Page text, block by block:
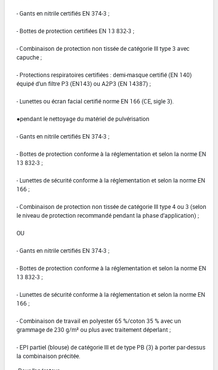
- Gants en nitrile certifiés EN 374-3 ;
- Bottes de protection certifiées EN 13 832-3 ;
- Combinaison de protection non tissée de catégorie III type 3 avec
capuche ;
- Protections respiratoires certifiées : demi-masque certifié (EN 140)
équipé d'un filtre P3 (EN143) ou A2P3 (EN 14387) ;
- Lunettes ou écran facial certifié norme EN 166 (CE, sigle 3).
●pendant le nettoyage du matériel de pulvérisation
- Gants en nitrile certifiés EN 374-3 ;
- Bottes de protection conforme à la réglementation et selon la norme EN
13 832-3 ;
- Lunettes de sécurité conforme à la réglementation et selon la norme EN
166 ;
- Combinaison de protection non tissée de catégorie III type 4 ou 3 (selon
le niveau de protection recommandé pendant la phase d'application) ;
OU
- Gants en nitrile certifiés EN 374-3 ;
- Bottes de protection conforme à la réglementation et selon la norme EN
13 832-3 ;
- Lunettes de sécurité conforme à la réglementation et selon la norme EN
166 ;
- Combinaison de travail en polyester 65 %/coton 35 % avec un
grammage de 230 g/m² ou plus avec traitement déperlant ;
- EPI partiel (blouse) de catégorie III et de type PB (3) à porter par-dessus
la combinaison précitée.